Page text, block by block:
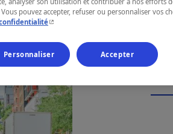
pouvez accepter, refuser ou personnaliser vos
- Cet hyperlien s'ouvrira dans une
Personnaliser Accepter